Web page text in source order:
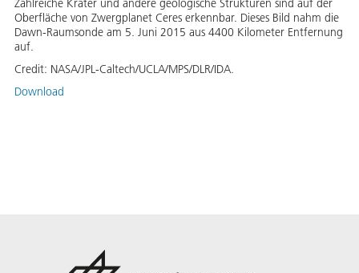
Zahlreiche Krater und andere geologische Strukturen sind auf der
Oberfläche von Zwergplanet Ceres erkennbar. Dieses Bild nahm die
Dawn-Raumsonde am 5. Juni 2015 aus 4400 Kilometer Entfernung
auf.
Credit: NASA/JPL-Caltech/UCLA/MPS/DLR/IDA.
Download